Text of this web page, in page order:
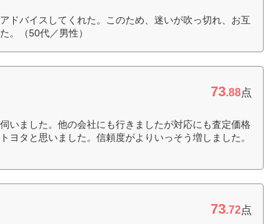
ドバイスしてくれた。このため、迷いが吹っ切れ、お互
。（50代／男性）
73.88点
いました。他の会社にも行きましたが対応にも査定価格
ヨタと思いました。信頼度がよりいっそう増しました。
73.72点